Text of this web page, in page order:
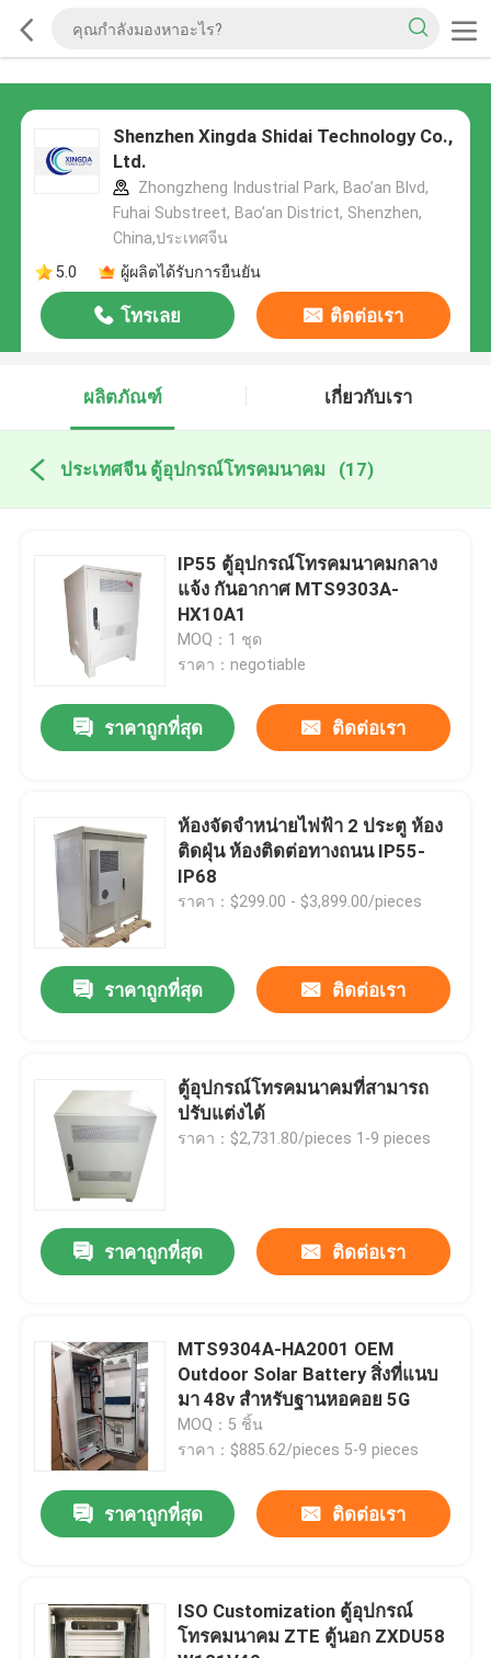
Shenzhen Xingda Shidai Technology Co.,
Ltd.
Zhongzheng Industrial Park, Bao’an Blvd,
Fuhai Substreet, Bao’an District, Shenzhen,
China,ประเทศจีน
5.0
ผู้ผลิตได้รับการยืนยัน
โทรเลย ติดต่อเรา
ผลิตภัณฑ์ เกี่ยวกับเรา
ประเทศจีน ตู้อุปกรณ์โทรคมนาคม (17)
IP55 ตู้อุปกรณ์โทรคมนาคมกลาง
แจ้ง กันอากาศ MTS9303A-
HX10A1
MOQ：1 ชุด
ราคา：negotiable
ราคาถูกที่สุด ติดต่อเรา
ห้องจัดจําหน่ายไฟฟ้า 2 ประตู ห้อง
ติดฝุ่น ห้องติดต่อทางถนน IP55-
IP68
ราคา：$299.00 - $3,899.00/pieces
ราคาถูกที่สุด ติดต่อเรา
ตู้อุปกรณ์โทรคมนาคมที่สามารถ
ปรับแต่งได้
ราคา：$2,731.80/pieces 1-9 pieces
ราคาถูกที่สุด ติดต่อเรา
MTS9304A-HA2001 OEM
Outdoor Solar Battery สิ่งที่แนบ
มา 48v สําหรับฐานหอคอย 5G
MOQ：5 ชิ้น
ราคา：$885.62/pieces 5-9 pieces
ราคาถูกที่สุด ติดต่อเรา
ISO Customization ตู้อุปกรณ์
โทรคมนาคม ZTE ตู้นอก ZXDU58